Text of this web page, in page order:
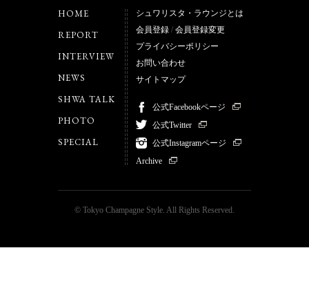
HOME
REPORT
INTERVIEW
NEWS
SHWA TALK
PHOTO
SPECIAL
シュワリスタ・ラウンジとは
会員登録 / 会員登録変更
プライバシーポリシー
お問い合わせ
サイトマップ
公式Facebookページ
公式Twitter
公式Instagramページ
Archive
© Tokyo Champagne Style. All Rights Reserved.